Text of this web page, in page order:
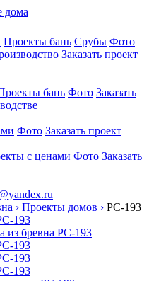
дома
Проекты бань Срубы Фото
Заказать проект
бань Фото Заказать
Фото Заказать проект
с ценами Фото Заказать
› Проекты домов › РС-193